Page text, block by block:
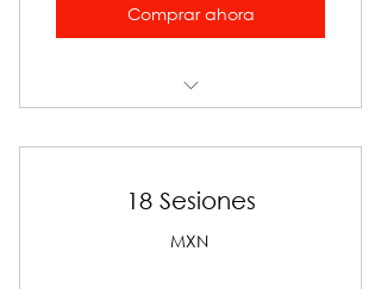
Comprar ahora
18 Sesiones
MXN